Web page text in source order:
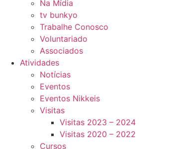
Na Mídia
tv bunkyo
Trabalhe Conosco
Voluntariado
Associados
Atividades
Notícias
Eventos
Eventos Nikkeis
Visitas
Visitas 2023 – 2024
Visitas 2020 – 2022
Cursos